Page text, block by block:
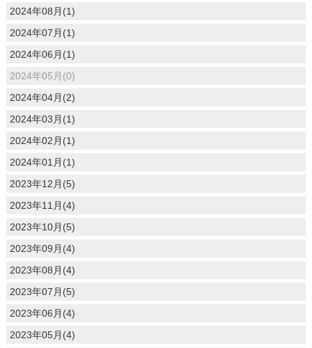
2024年08月(1)
2024年07月(1)
2024年06月(1)
2024年05月(0)
2024年04月(2)
2024年03月(1)
2024年02月(1)
2024年01月(1)
2023年12月(5)
2023年11月(4)
2023年10月(5)
2023年09月(4)
2023年08月(4)
2023年07月(5)
2023年06月(4)
2023年05月(4)